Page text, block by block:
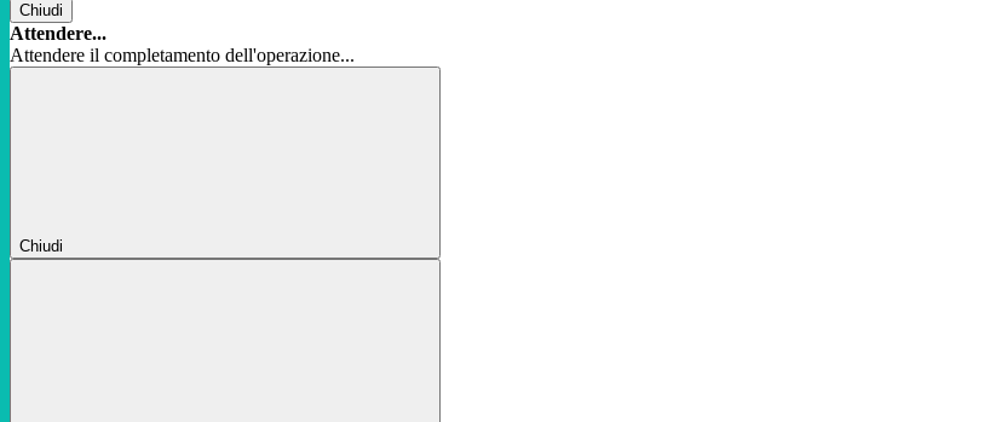
Chiudi
Attendere...
Attendere il completamento dell'operazione...
Chiudi